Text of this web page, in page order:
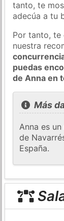
tanto, te
adecúa a tu
Por tanto, te
nuestra
puedas
de Anna en
Más
Anna es
de
España.